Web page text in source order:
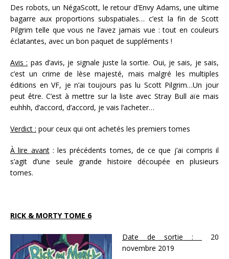
Des robots, un NégaScott, le retour d’Envy Adams, une ultime
bagarre aux proportions subspatiales… c’est la fin de Scott
Pilgrim telle que vous ne l’avez jamais vue : tout en couleurs
éclatantes, avec un bon paquet de suppléments !
Avis : pas d’avis, je signale juste la sortie. Oui, je sais, je sais,
c’est un crime de lèse majesté, mais malgré les multiples
éditions en VF, je n’ai toujours pas lu Scott Pilgrim…Un jour
peut être. C’est à mettre sur la liste avec Stray Bull aïe mais
euhhh, d’accord, d’accord, je vais l’acheter…
Verdict : pour ceux qui ont achetés les premiers tomes
À lire avant: les précédents tomes, de ce que j’ai compris il
s’agit d’une seule grande histoire découpée en plusieurs
tomes.
RICK & MORTY TOME 6
Date de sortie :
20
novembre 2019